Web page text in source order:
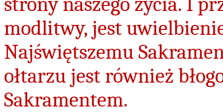
modlitwy, jest
Najświętszemu
ołtarzu jest również
Sakramentem.